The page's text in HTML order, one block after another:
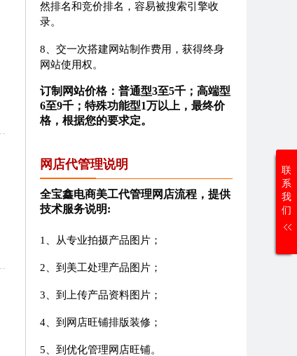
然排名和竞价排名，容易被搜索引擎收
录。
8、交一次搭建网站制作费用，获得终身
网站使用权。
订制网站价格：普通型3至5千；高端型
6至9千；特殊功能型1万以上，最终价
格，根据您的要求定。
网店代管理说明
全宝鑫电商美工代管理网店流程，提供
技术服务说明:
1、从专业拍摄产品图片；
2、到美工处理产品图片；
3、到上传产品资料图片；
4、到网店旺铺排版装修；
5、到优化管理网店旺铺。
联
系
我
们